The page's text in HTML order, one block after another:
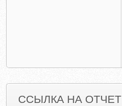
ССЫЛКА НА ОТЧЕТ